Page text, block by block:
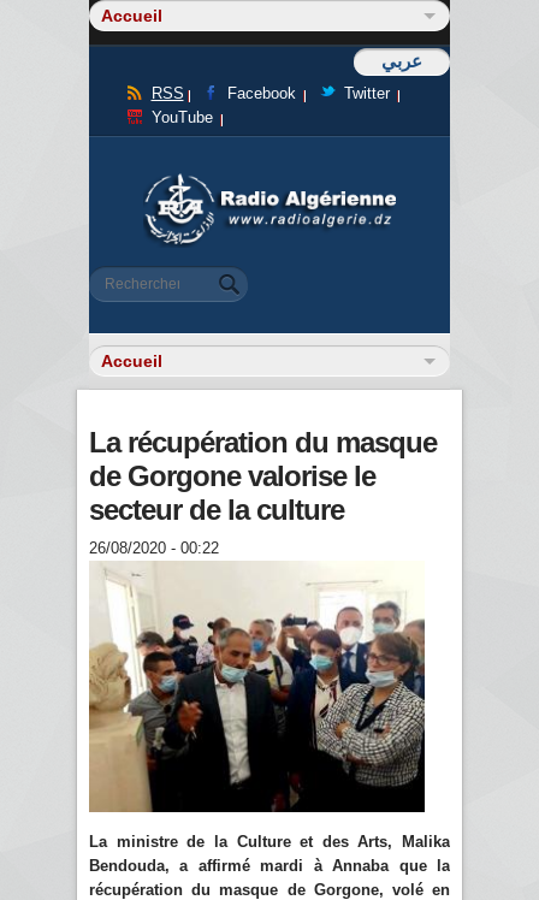
عربي
RSS Facebook
Twitter
YouTube
Formulaire de recherche
Rechercher
La récupération du masque
de Gorgone valorise le
secteur de la culture
26/08/2020 - 00:22
La ministre de la Culture et des Arts, Malika
Bendouda, a affirmé mardi à Annaba que la
récupération du masque de Gorgone, volé en